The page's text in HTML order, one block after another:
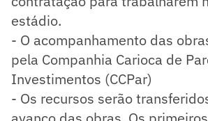
estádio.
- O acompanhamento das
pela Companhia Carioca de
Investimentos (CCPar)
- Os recursos serão